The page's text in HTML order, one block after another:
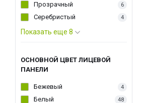
Прозрачный 6
Серебристый 4
Показать еще 8
ОСНОВНОЙ ЦВЕТ ЛИЦЕВОЙ
ПАНЕЛИ
Бежевый 4
Белый 48